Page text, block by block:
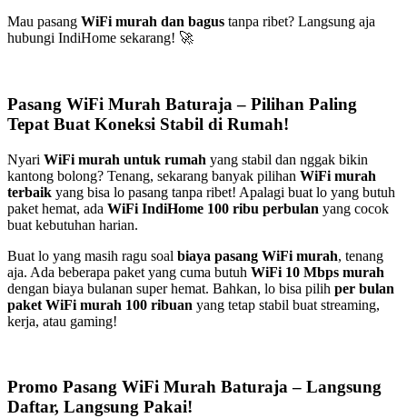
Mau pasang WiFi murah dan bagus tanpa ribet? Langsung aja
hubungi IndiHome sekarang! 🚀
Pasang WiFi Murah Baturaja – Pilihan Paling
Tepat Buat Koneksi Stabil di Rumah!
Nyari WiFi murah untuk rumah yang stabil dan nggak bikin
kantong bolong? Tenang, sekarang banyak pilihan WiFi murah
terbaik yang bisa lo pasang tanpa ribet! Apalagi buat lo yang butuh
paket hemat, ada WiFi IndiHome 100 ribu perbulan yang cocok
buat kebutuhan harian.
Buat lo yang masih ragu soal biaya pasang WiFi murah, tenang
aja. Ada beberapa paket yang cuma butuh WiFi 10 Mbps murah
dengan biaya bulanan super hemat. Bahkan, lo bisa pilih per bulan
paket WiFi murah 100 ribuan yang tetap stabil buat streaming,
kerja, atau gaming!
Promo Pasang WiFi Murah Baturaja – Langsung
Daftar, Langsung Pakai!